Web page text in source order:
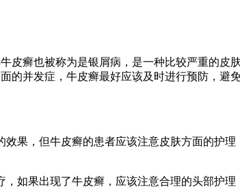
癣也被称为是银屑病，是一种比较严重的皮
并发症，牛皮癣最好应该及时进行预防，避
果，但牛皮癣的患者应该注意皮肤方面的护
如果出现了牛皮癣，应该注意合理的头部护